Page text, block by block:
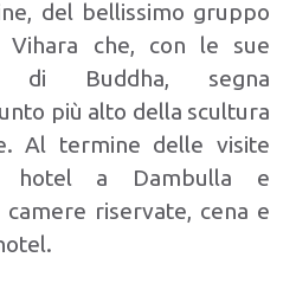
del bellissimo gruppo
Vihara che, con le sue
di Buddha, segna
più alto della scultura
Al termine delle visite
hotel a Dambulla e
riservate, cena e